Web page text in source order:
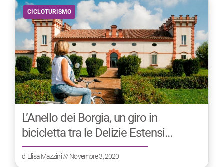
CICLOTURISMO
L’Anello dei Borgia, un giro in
bicicletta tra le Delizie Estensi
ferraresi
diElisa Mazzini/// Novembre 3, 2020